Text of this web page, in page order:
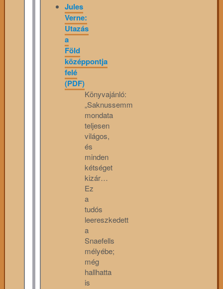
Jules
Verne:
Utazás
a
Föld
középpontja
felé
(PDF)
Könyvajánló:
„Saknussemm
mondata
teljesen
világos,
és
minden
kétséget
kizár…
Ez
a
tudós
leereszkedett
a
Snaefells
mélyébe;
még
hallhatta
is